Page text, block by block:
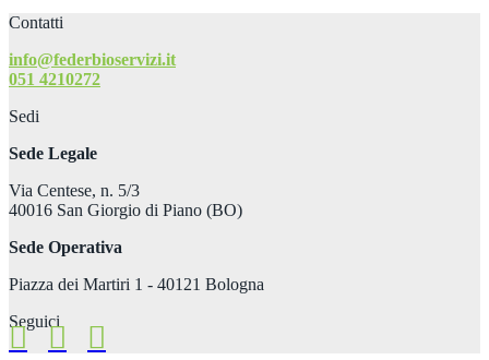
Contatti
info@federbioservizi.it
051 4210272
Sedi
Sede Legale
Via Centese, n. 5/3
40016 San Giorgio di Piano (BO)
Sede Operativa
Piazza dei Martiri 1 - 40121 Bologna
Seguici